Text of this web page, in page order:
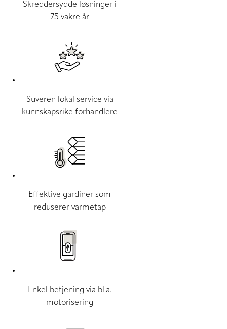
Skreddersydde løsninger i
75 vakre år
Suveren lokal service via
kunnskapsrike forhandlere
Effektive gardiner som
reduserer varmetap
Enkel betjening via bl.a.
motorisering